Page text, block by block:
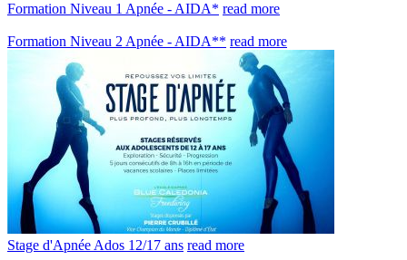
Formation Niveau 1 Apnée - AIDA* read more
Formation Niveau 2 Apnée - AIDA** read more
Stage d'Apnée Ados 12/17 ans read more